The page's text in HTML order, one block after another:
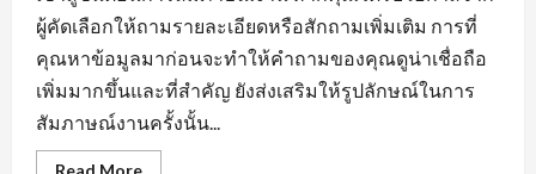
ผู้คัดเลือกให้ถามรายละเอียดหรือสักถามเพิ่มเติม การที่
คุณหาข้อมูลมาก่อนจะทำให้คำถามของคุณดูน่าเชื่อถือ
เพิ่มมากขึ้นและที่สำคัญ ยังส่งเสริมให้รูปลักษณ์ในการ
สัมภาษณ์งานครั้งนั้น...
Read